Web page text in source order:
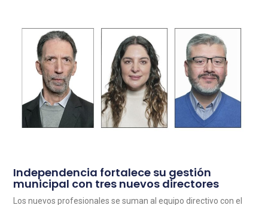
Independencia fortalece su gestión
municipal con tres nuevos directores
Los nuevos profesionales se suman al equipo directivo con el